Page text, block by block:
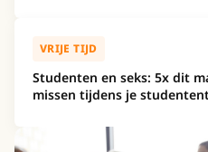
VRIJE TIJD
Studenten en seks: 5x dit
missen tijdens je